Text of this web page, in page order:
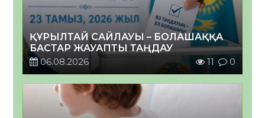
ҚҰРЫЛТАЙ САЙЛАУЫ – БОЛАШАҚҚА
БАСТАР ЖАУАПТЫ ТАҢДАУ
06.08.2026
11 0